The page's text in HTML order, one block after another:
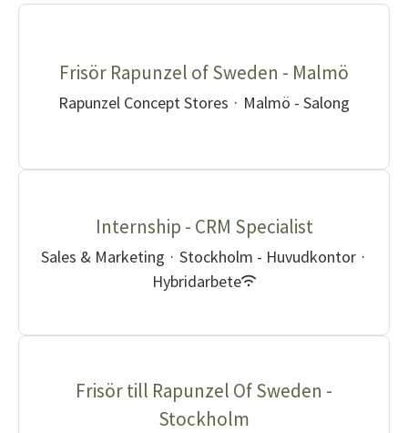
Frisör Rapunzel of Sweden - Malmö
Rapunzel Concept Stores · Malmö - Salong
Internship - CRM Specialist
Sales & Marketing · Stockholm - Huvudkontor ·
Hybridarbete
Frisör till Rapunzel Of Sweden -
Stockholm